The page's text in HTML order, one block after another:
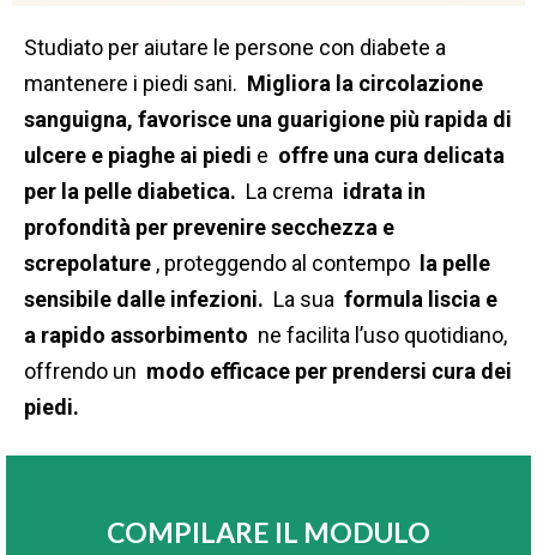
Studiato per aiutare le persone con diabete a
mantenere i piedi sani. Migliora la circolazione
sanguigna, favorisce una guarigione più rapida di
ulcere e piaghe ai piedi e offre una cura delicata
per la pelle diabetica. La crema idrata in
profondità per prevenire secchezza e
screpolature , proteggendo al contempo
la pelle
sensibile dalle infezioni. La sua formula liscia e
a rapido assorbimento ne facilita l’uso quotidiano,
offrendo un modo efficace per prendersi cura dei
piedi.
COMPILARE IL MODULO